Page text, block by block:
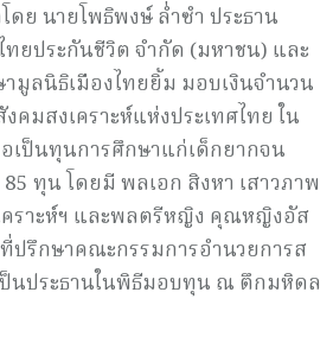
ดย นายโพธิพงษ์ ล่ำซำ ประธาน
ทยประกันชีวิต จำกัด (มหาชน) และ
มูลนิธิเมืองไทยยิ้ม มอบเงินจำนวน
คมสงเคราะห์แห่งประเทศไทย ใน
เป็นทุนการศึกษาแก่เด็กยากจน
ทุน โดยมี พลเอก สิงหา เสาวภาพ
คราะห์ฯ และพลตรีหญิง คุณหญิงอัส
ปรึกษาคณะกรรมการอำนวยการส
ป็นประธานในพิธีมอบทุน ณ ตึกมหิดล